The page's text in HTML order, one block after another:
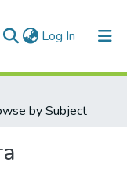
Log In (current)
by Subject